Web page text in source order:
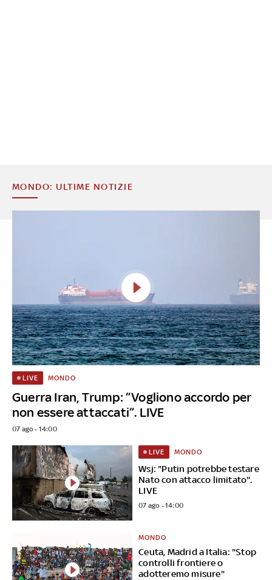
MONDO: ULTIME NOTIZIE
Guerra Iran, Trump: “Vogliono accordo per
non essere attaccati”. LIVE
LIVE MONDO
07 ago - 14:00
Wsj: "Putin potrebbe testare
Nato con attacco limitato".
LIVE
LIVE MONDO
07 ago - 14:00
Ceuta, Madrid a Italia: "Stop
controlli frontiere o
adotteremo misure"
MONDO